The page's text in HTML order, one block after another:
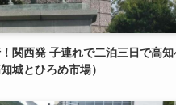
関西発 子連れで二泊三日で高知
城とひろめ市場）